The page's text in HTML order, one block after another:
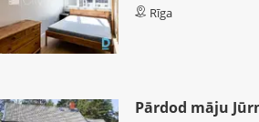
Rīga
Pārdod māju